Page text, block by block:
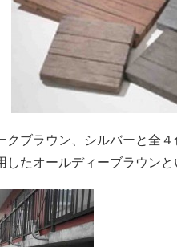
クブラウン、シルバーと全
したオールディーブラウンと